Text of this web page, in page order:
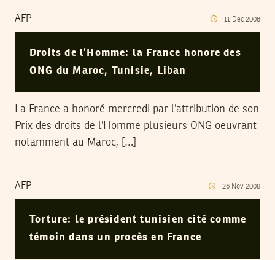
AFP 11 Dec 2008
Droits de l’Homme: la France honore des
ONG du Maroc, Tunisie, Liban
La France a honoré mercredi par l’attribution de son
Prix des droits de l’Homme plusieurs ONG oeuvrant
notamment au Maroc, […]
AFP 26 Nov 2008
Torture: le président tunisien cité comme
témoin dans un procès en France